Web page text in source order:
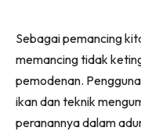
Sebagai pemancing
memancing tidak
pemodenan.
ikan dan teknik
peranannya dalam